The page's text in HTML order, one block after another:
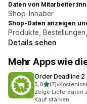
Daten von
Shop-Inhaber
Shop-Daten anzeigen
Produkte,
Details sehen
Mehr Apps wie
Order Deadline 2
5,0von 5 Sternen
(7)
7 Rezensionen
•
Zeige Lieferdaten
Kauf stärken